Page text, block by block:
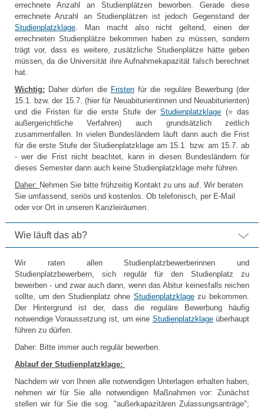
errechnete Anzahl an Studienplätzen beworben. Gerade diese
errechnete Anzahl an Studienplätzen ist jedoch Gegenstand der
Studienplatzklage. Man macht also nicht geltend, einen der
errechneten Studienplätze bekommen haben zu müssen, sondern
trägt vor, dass es weitere, zusätzliche Studienplätze hätte geben
müssen, da die Universität ihre Aufnahmekapazität falsch berechnet
hat.
Wichtig: Daher dürfen die Fristenfür die reguläre Bewerbung (der
15.1. bzw. der 15.7. (hier für Neuabiturientinnen und Neuabiturienten)
und die Fristen für die erste Stufe derStudienplatzklage (= das
außergerichtliche Verfahren) auch grundsätzlich zeitlich
zusammenfallen. In vielen Bundesländern läuft dann auch die Frist
für die erste Stufe der Studienplatzklage am 15.1. bzw. am 15.7. ab
- wer die Frist nicht beachtet, kann in diesen Bundesländern für
dieses Semester dann auch keine Studienplatzklage mehr führen.
Daher: Nehmen Sie bitte frühzeitig Kontakt zu uns auf. Wir beraten
Sie umfassend, seriös und kostenlos. Ob telefonisch, per E-Mail
oder vor Ort in unseren Kanzleiräumen.
Wie läuft das ab?
Wir raten allen Studienplatzbewerberinnen und
Studienplatzbewerbern, sich regulär für den Studienplatz zu
bewerben - und zwar auch dann, wenn das Abitur keinesfalls reichen
sollte, um den Studienplatz ohne Studienplatzklagezu bekommen.
Der Hintergrund ist der, dass die reguläre Bewerbung häufig
notwendige Voraussetzung ist, um eine Studienplatzklageüberhaupt
führen zu dürfen.
Daher: Bitte immer auch regulär bewerben.
Ablauf der Studienplatzklage:
Nachdem wir von Ihnen alle notwendigen Unterlagen erhalten haben,
nehmen wir für Sie alle notwendigen Maßnahmen vor: Zunächst
stellen wir für Sie die sog. "außerkapazitären Zulassungsanträge";